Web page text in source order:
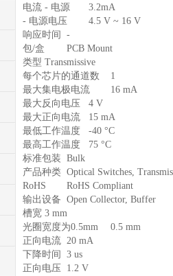
电流 - 电源
3.2mA
- 电源电压
4.5 V ~ 16 V
响应时间
-
包/盒
PCB Mount
类型 Transmissive
每个芯片的通道数
1
最大集电极电流
16 mA
最大反向电压
4 V
最大正向电流
15 mA
最低工作温度
-40 °C
最高工作温度
75 °C
标准包装
Bulk
产品种类 Optical Switches,
RoHS
RoHS Compliant
输出设备
Open Collector, Buffer
槽宽 3 mm
光圈宽度为0.5mm
0.5 mm
正向电流 20 mA
下降时间
3 us
正向电压
1.2 V